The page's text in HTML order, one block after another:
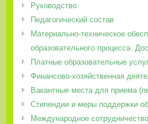
Руководство
Педагогический состав
Материально-техническое
образовательного процесса.
Платные образовательные
Финансово-хозяйственная
Вакантные места для приема
Стипендии и меры поддержки
Международное сотрудничество